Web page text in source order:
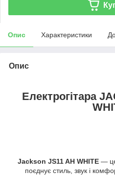
Опис Характеристики
Опис
Електрогітара
Jackson JS11 AH WHITE— це
поєднує стиль, звук і